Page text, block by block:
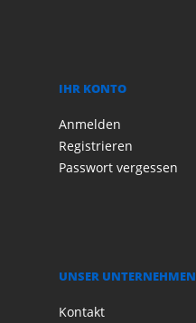
IHR KONTO
Anmelden
Registrieren
Passwort vergessen
UNSER UNTERNEHMEN
Kontakt